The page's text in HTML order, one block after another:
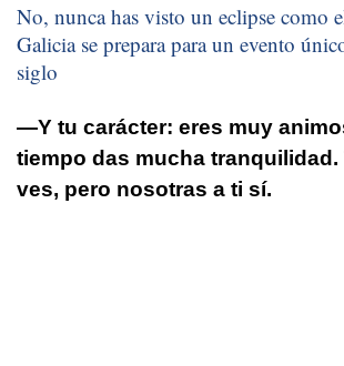
No, nunca has visto un eclipse como
Galicia se prepara para un evento
siglo
—Y tu carácter: eres muy
tiempo das mucha tranquilidad.
ves, pero nosotras a ti sí.